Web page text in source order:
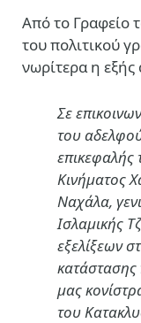
Από το Γραφείο
του πολιτικού
νωρίτερα η
Σε
του
επικεφαλής
Κινήματος
Ναχάλα,
Ισλαμικής
εξελίξεων
κατάστασης
μας
του